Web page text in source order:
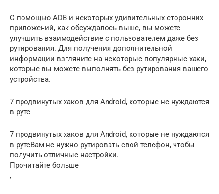
С помощью ADB и некоторых удивительных сторонних
приложений, как обсуждалось выше, вы можете
улучшить взаимодействие с пользователем даже без
рутирования. Для получения дополнительной
информации взгляните на некоторые популярные хаки,
которые вы можете выполнять без рутирования вашего
устройства.
7 продвинутых хаков для Android, которые не нуждаются
в руте
7 продвинутых хаков для Android, которые не нуждаются
в рутеВам не нужно рутировать свой телефон, чтобы
получить отличные настройки.
Прочитайте больше
,